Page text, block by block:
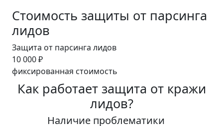
Стоимость защиты от парсинга
лидов
Защита от парсинга лидов
10 000₽
фиксированная стоимость
Как работает защита от кражи
лидов?
Наличие проблематики